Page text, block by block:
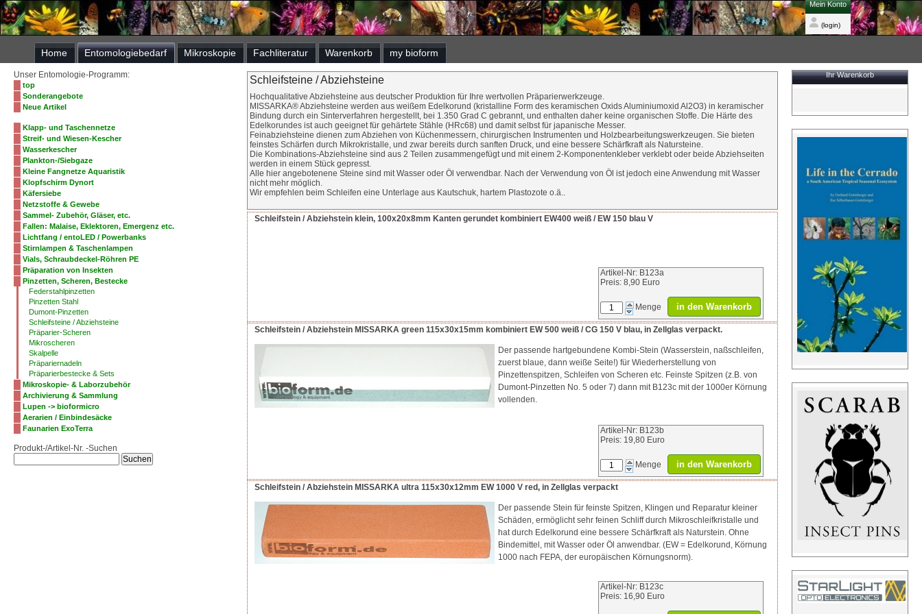
Mein Konto
(login)
Home Entomologiebedarf Mikroskopie Fachliteratur Warenkorb my bioform
Unser Entomologie-Programm:
top
Sonderangebote
Neue Artikel
Klapp- und Taschennetze
Streif- und Wiesen-Kescher
Wasserkescher
Plankton-/Siebgaze
Kleine Fangnetze Aquaristik
Klopfschirm Dynort
Käfersiebe
Netzstoffe & Gewebe
Sammel- Zubehör, Gläser, etc.
Fallen: Malaise, Eklektoren, Emergenz etc.
Lichtfang / entoLED / Powerbanks
Stirnlampen & Taschenlampen
Vials, Schraubdeckel-Röhren PE
Präparation von Insekten
Pinzetten, Scheren, Bestecke
Federstahlpinzetten
Pinzetten Stahl
Dumont-Pinzetten
Schleifsteine / Abziehsteine
Präparier-Scheren
Mikroscheren
Skalpelle
Präpariernadeln
Präparierbestecke & Sets
Mikroskopie- & Laborzubehör
Archivierung & Sammlung
Lupen -> bioformicro
Aerarien / Einbindesäcke
Faunarien ExoTerra
Produkt-/Artikel-Nr. -Suchen
Ihr Warenkorb
Schleifsteine / Abziehsteine
Hochqualitative Abziehsteine aus deutscher Produktion für Ihre wertvollen Präparierwerkzeuge.
MISSARKA® Abziehsteine werden aus weißem Edelkorund (kristalline Form des keramischen Oxids Aluminiumoxid Al2O3) in keramischer
Bindung durch ein Sinterverfahren hergestellt, bei 1.350 Grad C gebrannt, und enthalten daher keine organischen Stoffe. Die Härte des
Edelkorundes ist auch geeignet für gehärtete Stähle (HRc68) und damit selbst für japanische Messer.
Feinabziehsteine dienen zum Abziehen von Küchenmessern, chirurgischen Instrumenten und Holzbearbeitungswerkzeugen. Sie bieten
feinstes Schärfen durch Mikrokristalle, und zwar bereits durch sanften Druck, und eine bessere Schärfkraft als Natursteine.
Die Kombinations-Abziehsteine sind aus 2 Teilen zusammengefügt und mit einem 2-Komponentenkleber verklebt oder beide Abziehseiten
werden in einem Stück gepresst.
Alle hier angebotenene Steine sind mit Wasser oder Öl verwendbar. Nach der Verwendung von Öl ist jedoch eine Anwendung mit Wasser
nicht mehr möglich.
Wir empfehlen beim Schleifen eine Unterlage aus Kautschuk, hartem Plastozote o.ä..
Schleifstein / Abziehstein klein, 100x20x8mm Kanten gerundet kombiniert EW400 weiß / EW 150 blau V
Artikel-Nr: B123a
Preis: 8,90 Euro
Menge in den Warenkorb
Schleifstein / Abziehstein MISSARKA green 115x30x15mm kombiniert EW 500 weiß / CG 150 V blau, in Zellglas verpackt.
Der passende hartgebundene Kombi-Stein (Wasserstein, naßschleifen,
zuerst blaue, dann weiße Seite!) für Wiederherstellung von
Pinzettenspitzen, Schleifen von Scheren etc. Feinste Spitzen (z.B. von
Dumont-Pinzetten No. 5 oder 7) dann mit B123c mit der 1000er Körnung
vollenden.
Artikel-Nr: B123b
Preis: 19,80 Euro
Menge in den Warenkorb
Schleifstein / Abziehstein MISSARKA ultra 115x30x12mm EW 1000 V red, in Zellglas verpackt
Der passende Stein für feinste Spitzen, Klingen und Reparatur kleiner
Schäden, ermöglicht sehr feinen Schliff durch Mikroschleifkristalle und
hat durch Edelkorund eine bessere Schärfkraft als Naturstein. Ohne
Bindemittel, mit Wasser oder Öl anwendbar. (EW = Edelkorund, Körnung
1000 nach FEPA, der europäischen Körnungsnorm).
Artikel-Nr: B123c
Preis: 16,90 Euro